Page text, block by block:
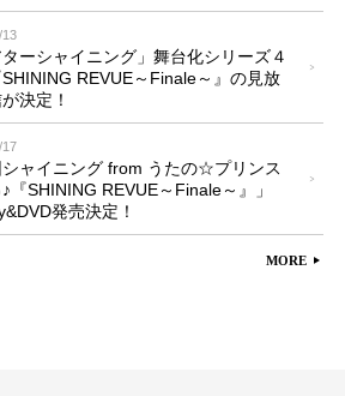
13
ターシャイニング」舞台化シリーズ４
REVUE～Finale～』の見放
決定！
17
シャイニング from うたの☆プリンス
『SHINING REVUE～Finale～』」
発売決定！
MORE ▲